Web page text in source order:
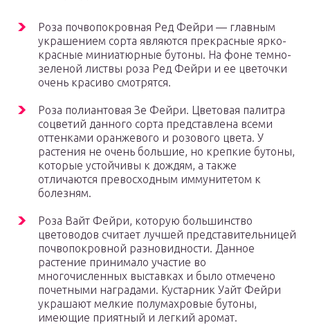
Роза почвопокровная Ред Фейри — главным
украшением сорта являются прекрасные ярко-
красные миниатюрные бутоны. На фоне темно-
зеленой листвы роза Ред Фейри и ее цветочки
очень красиво смотрятся.
Роза полиантовая Зе Фейри. Цветовая палитра
соцветий данного сорта представлена всеми
оттенками оранжевого и розового цвета. У
растения не очень большие, но крепкие бутоны,
которые устойчивы к дождям, а также
отличаются превосходным иммунитетом к
болезням.
Роза Вайт Фейри, которую большинство
цветоводов считает лучшей представительницей
почвопокровной разновидности. Данное
растение принимало участие во
многочисленных выставках и было отмечено
почетными наградами. Кустарник Уайт Фейри
украшают мелкие полумахровые бутоны,
имеющие приятный и легкий аромат.